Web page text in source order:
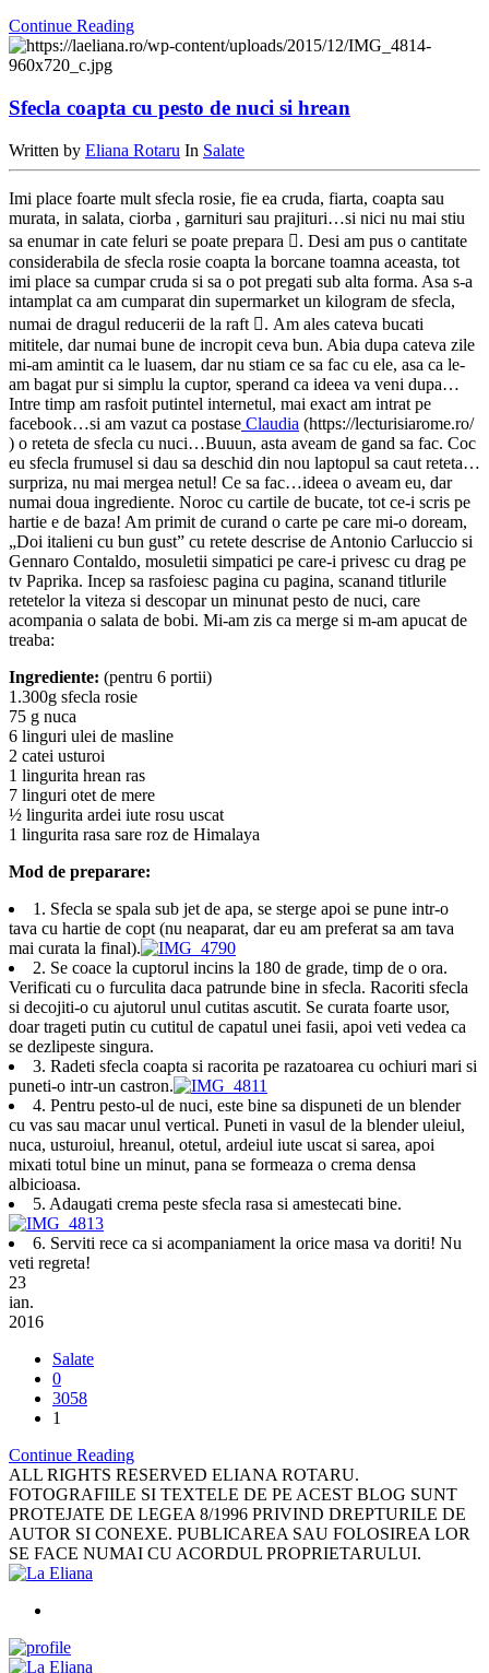
Continue Reading
Sfecla coapta cu pesto de nuci si hrean
Written by Eliana Rotaru In Salate
Imi place foarte mult sfecla rosie, fie ea cruda, fiarta, coapta sau
murata, in salata, ciorba , garnituri sau prajituri…si nici nu mai stiu
sa enumar in cate feluri se poate prepara . Desi am pus o cantitate
considerabila de sfecla rosie coapta la borcane toamna aceasta, tot
imi place sa cumpar cruda si sa o pot pregati sub alta forma. Asa s-a
intamplat ca am cumparat din supermarket un kilogram de sfecla,
numai de dragul reducerii de la raft . Am ales cateva bucati
mititele, dar numai bune de incropit ceva bun. Abia dupa cateva zile
mi-am amintit ca le luasem, dar nu stiam ce sa fac cu ele, asa ca le-
am bagat pur si simplu la cuptor, sperand ca ideea va veni dupa…
Intre timp am rasfoit putintel internetul, mai exact am intrat pe
facebook…si am vazut ca postase Claudia (https://lecturisiarome.ro/
) o reteta de sfecla cu nuci…Buuun, asta aveam de gand sa fac. Coc
eu sfecla frumusel si dau sa deschid din nou laptopul sa caut reteta…
surpriza, nu mai mergea netul! Ce sa fac…ideea o aveam eu, dar
numai doua ingrediente. Noroc cu cartile de bucate, tot ce-i scris pe
hartie e de baza! Am primit de curand o carte pe care mi-o doream,
„Doi italieni cu bun gust” cu retete descrise de Antonio Carluccio si
Gennaro Contaldo, mosuletii simpatici pe care-i privesc cu drag pe
tv Paprika. Incep sa rasfoiesc pagina cu pagina, scanand titlurile
retetelor la viteza si descopar un minunat pesto de nuci, care
acompania o salata de bobi. Mi-am zis ca merge si m-am apucat de
treaba:
Ingrediente: (pentru 6 portii)
1.300g sfecla rosie
75 g nuca
6 linguri ulei de masline
2 catei usturoi
1 lingurita hrean ras
7 linguri otet de mere
½ lingurita ardei iute rosu uscat
1 lingurita rasa sare roz de Himalaya
Mod de preparare:
1. Sfecla se spala sub jet de apa, se sterge apoi se pune intr-o
tava cu hartie de copt (nu neaparat, dar eu am preferat sa am tava
mai curata la final).
2. Se coace la cuptorul incins la 180 de grade, timp de o ora.
Verificati cu o furculita daca patrunde bine in sfecla. Racoriti sfecla
si decojiti-o cu ajutorul unul cutitas ascutit. Se curata foarte usor,
doar trageti putin cu cutitul de capatul unei fasii, apoi veti vedea ca
se dezlipeste singura.
3. Radeti sfecla coapta si racorita pe razatoarea cu ochiuri mari si
puneti-o intr-un castron.
4. Pentru pesto-ul de nuci, este bine sa dispuneti de un blender
cu vas sau macar unul vertical. Puneti in vasul de la blender uleiul,
nuca, usturoiul, hreanul, otetul, ardeiul iute uscat si sarea, apoi
mixati totul bine un minut, pana se formeaza o crema densa
albicioasa.
5. Adaugati crema peste sfecla rasa si amestecati bine.
6. Serviti rece ca si acompaniament la orice masa va doriti! Nu
veti regreta!
23
ian.
2016
Salate
0
3058
1
Continue Reading
ALL RIGHTS RESERVED ELIANA ROTARU.
FOTOGRAFIILE SI TEXTELE DE PE ACEST BLOG SUNT
PROTEJATE DE LEGEA 8/1996 PRIVIND DREPTURILE DE
AUTOR SI CONEXE. PUBLICAREA SAU FOLOSIREA LOR
SE FACE NUMAI CU ACORDUL PROPRIETARULUI.